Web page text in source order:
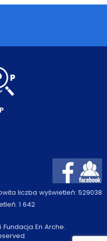
liczba wyświetleń: 529038
1 642
En Arche.